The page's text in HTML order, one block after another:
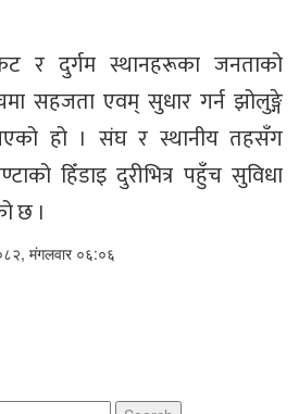
र दुर्गम स्थानहरूका जनताको
सहजता एवम् सुधार गर्न झोलुङ्गे
हो । संघ र स्थानीय तहसँग
हिँडाइ दुरीभित्र पहुँच सुविधा
छ ।
मंगलवार ०६:०६